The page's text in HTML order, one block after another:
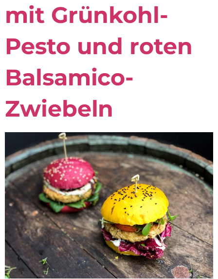
mit Grünkohl-
Pesto und roten
Balsamico-
Zwiebeln